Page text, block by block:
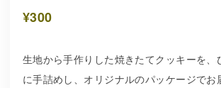
¥300
生地から手作りした焼きたてクッキーを、
に手詰めし、オリジナルのパッケージでお